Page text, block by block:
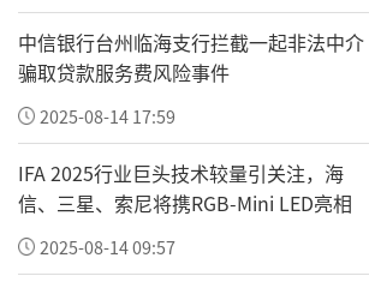
中信银行台州临海支行拦截一起非法中介
骗取贷款服务费风险事件
2025-08-14 17:59
IFA 2025行业巨头技术较量引关注，海
信、三星、索尼将携RGB-Mini LED亮相
2025-08-14 09:57